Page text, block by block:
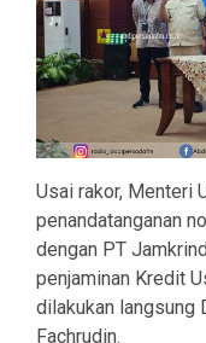
Usai rakor, Menteri
penandatanganan
dengan PT
penjaminan Kredit
dilakukan langsung
Fachrudin.